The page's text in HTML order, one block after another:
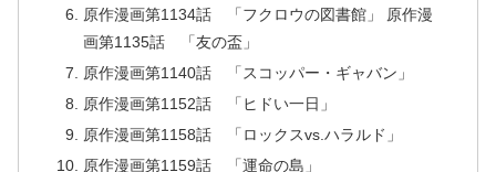
原作漫画第1134話 「フクロウの図書館」 原作漫
画第1135話 「友の盃」
原作漫画第1140話 「スコッパー・ギャバン」
原作漫画第1152話 「ヒドい一日」
原作漫画第1158話 「ロックスvs.ハラルド」
原作漫画第1159話 「運命の島」